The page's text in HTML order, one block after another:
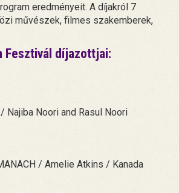
eredményeit. A díjakról 7
művészek, filmes szakemberek,
Fesztivál díjazottjai:
Najiba Noori and Rasul Noori
/ Amelie Atkins / Kanada